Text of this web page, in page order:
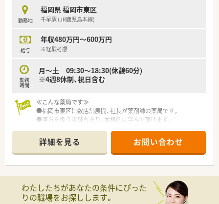
■ 健康で心豊かに過ごせる地域のかかりつけ薬局を目指し、地
域医療への貢献に力を入れている点が特徴です。
■ 経営基盤を強固にする企業型確定拠出型年金制度を導入して
【求人情報について】
経験を考慮した上で給与額が決定されます。
■ 昇給は年に1回4月に、賞与は年に2回、合計4.00ヶ月分という
非常に高い水準で支給される見込みです。
育制度など福利厚生も充実しています。
勤務地
福岡県 福岡市東区
千早駅 (JR鹿児島本線)
給与
年収480万円～600万円
※経験考慮
勤務
時間
月～土 09:30～18:30(休憩60分)
※4週8休制、祝日含む
≪こんな薬局です≫
●福岡市東区に数店舗展開、社長が薬剤師の薬局です。
●漢方を扱う店舗もあり、本格的に学んで頂けます。
詳細を見る お問い合わせ
わたしたちがあなたの条件にぴった
りの職場をお探しします。